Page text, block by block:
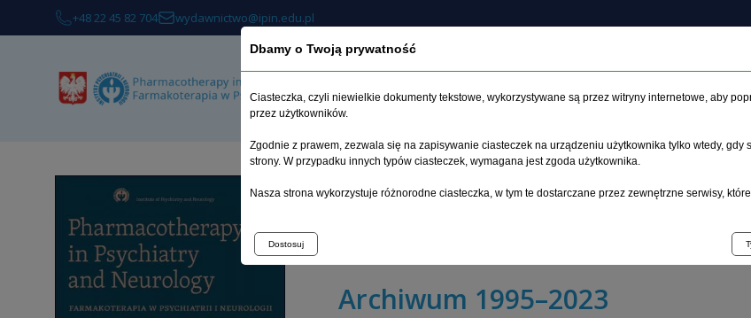
+48 22 45 82 704 wydawnictwo@ipin.edu.pl
O czasopiśmie Zeszyt aktualny Archiwum
Strona główna >Archiwum>zeszyt 2>
Badania kliniczne leków w świetle wymagań stawianych w
Archiwum 1995–2023
Dbamy o Twoją prywatność
Ciasteczka, czyli niewielkie dokumenty tekstowe, wykorzystywane są przez witryny internetowe, aby
przez użytkowników.
Zgodnie z prawem, zezwala się na zapisywanie ciasteczek na urządzeniu użytkownika tylko wtedy, gdy
strony. W przypadku innych typów ciasteczek, wymagana jest zgoda użytkownika.
Nasza strona wykorzystuje różnorodne ciasteczka, w tym te dostarczane przez zewnętrzne serwisy,
Dostosuj